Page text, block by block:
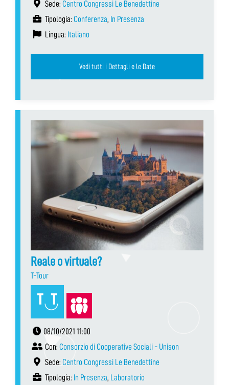
Sede: Centro Congressi Le Benedettine
Tipologia: Conferenza, In Presenza
Lingua: Italiano
Vedi tutti i Dettagli e le Date
Reale o virtuale?
T-Tour
08/10/2021 11:00
Con: Consorzio di Cooperative Sociali - Unison
Sede: Centro Congressi Le Benedettine
Tipologia: In Presenza, Laboratorio